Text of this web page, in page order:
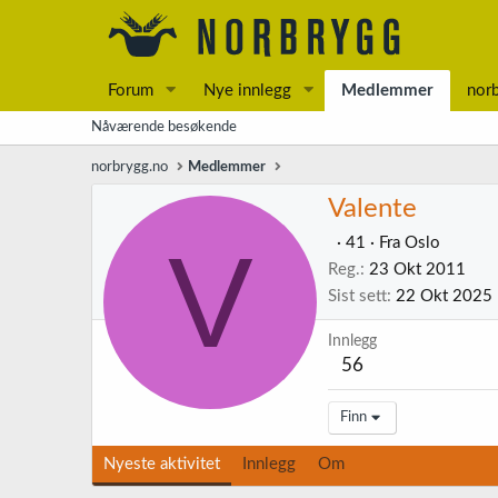
Forum Nye innlegg Medlemmer
Nåværende besøkende
norbrygg.no Medlemmer
V
Valente
· 41 · Fra Oslo
Reg. 23 Okt 2011
Sist sett 22 Okt 2025
Innlegg
56
Finn
Nyeste aktivitet Innlegg Om